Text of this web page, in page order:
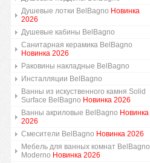
Душевые лотки BelBagno Новинка
2026
Душевые кабины BelBagno
Санитарная керамика BelBagno
Новинка 2026
Раковины накладные BelBagno
Инсталляции BelBagno
Ванны из искуственного камня Solid
Surface BelBagno Новинка 2026
Ванны акриловые BelBagno Новинка
2026
Смесители BelBagno Новинка 2026
Мебель для ванных комнат BelBagno
Moderno Новинка 2026